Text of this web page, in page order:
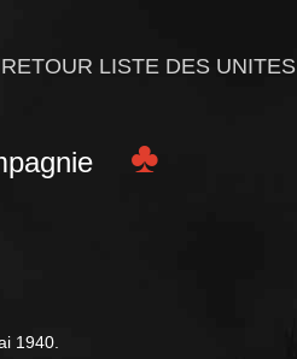
LISTE DES UNITES
♣
1940.